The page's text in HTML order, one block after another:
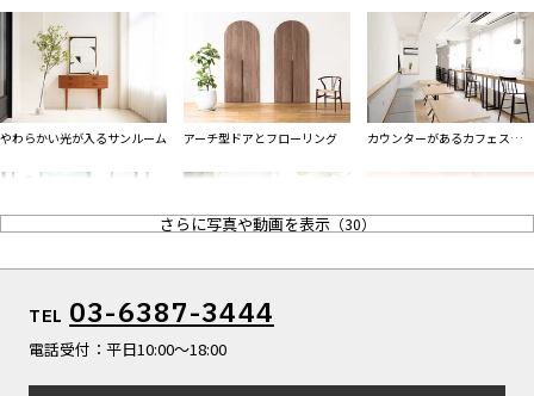
特集
[R]studioについて
お知らせ
掲載のお問い合わせ
やわらかい光が入るサンルーム アーチ型ドアとフローリング
カウンターがあるカフェスペー
小道具も充実したオフィスシー
植物があふれるサンルーム
さらに写真や動画を表示（30）
TEL 03-6387-3444
電話受付：平日10:00〜18:00